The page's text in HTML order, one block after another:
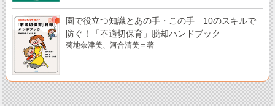
園で役立つ知識とあの手・この手 10のスキルで
防ぐ！「不適切保育」脱却ハンドブック
菊地奈津美、河合清美＝著